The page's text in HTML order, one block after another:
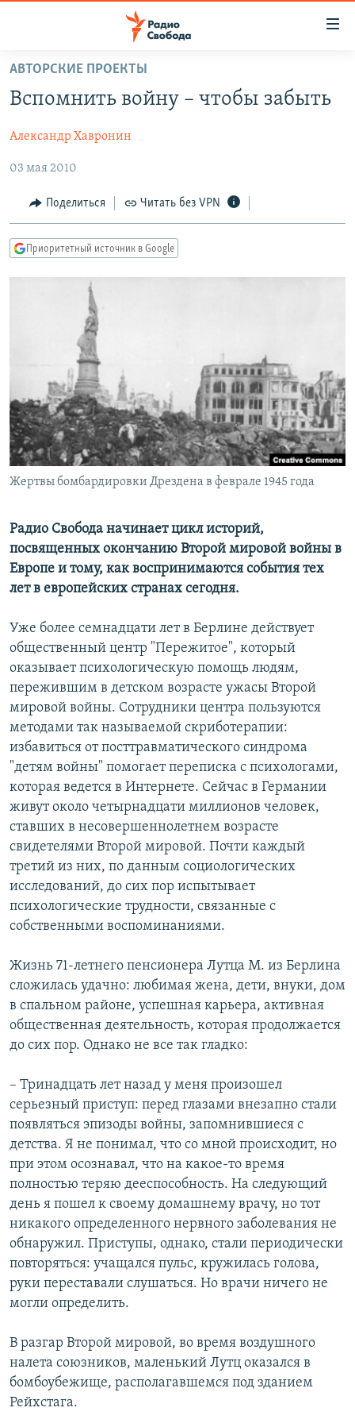
упрощенного
доступа
содержанию
Вернутся
главной
навигации
Вернутся
АВТОРСКИЕ ПРОЕКТЫ
ЦИТАТЫ СВОБОДЫ
МНЕНИЯ
КУЛЬТУРА
IDEL.РЕАЛИИ
КАВКАЗ.РЕАЛИИ
СЕВЕР.РЕАЛИИ
СИБИРЬ.РЕАЛИИ
РАСПИСАНИЕ ВЕЩАНИЯ
ПОДПИШИТЕСЬ НА РАССЫЛКУ
СОЦИАЛЬНЫЕ СЕТИ
Все сайты РСЕ/РС
АВТОРСКИЕ ПРОЕКТЫ
Вспомнить войну – чтобы забыть
Александр Хавронин
03 мая 2010
Поделиться Читать без VPN
Приоритетный источник в Google
Жертвы бомбардировки Дрездена в феврале 1945 года
Радио Свобода начинает цикл историй,
посвященных окончанию Второй мировой войны в
Европе и тому, как воспринимаются события тех
лет в европейских странах сегодня.
Уже более семнадцати лет в Берлине действует
общественный центр "Пережитое", который
оказывает психологическую помощь людям,
пережившим в детском возрасте ужасы Второй
мировой войны. Сотрудники центра пользуются
методами так называемой скриботерапии:
избавиться от посттравматического синдрома
"детям войны" помогает переписка с психологами,
которая ведется в Интернете. Сейчас в Германии
живут около четырнадцати миллионов человек,
ставших в несовершеннолетнем возрасте
свидетелями Второй мировой. Почти каждый
третий из них, по данным социологических
исследований, до сих пор испытывает
психологические трудности, связанные с
собственными воспоминаниями.
Жизнь 71-летнего пенсионера Лутца М. из Берлина
сложилась удачно: любимая жена, дети, внуки, дом
в спальном районе, успешная карьера, активная
общественная деятельность, которая продолжается
до сих пор. Однако не все так гладко:
– Тринадцать лет назад у меня произошел
серьезный приступ: перед глазами внезапно стали
появляться эпизоды войны, запомнившиеся с
детства. Я не понимал, что со мной происходит, но
при этом осознавал, что на какое-то время
полностью теряю дееспособность. На следующий
день я пошел к своему домашнему врачу, но тот
никакого определенного нервного заболевания не
обнаружил. Приступы, однако, стали периодически
повторяться: учащался пульс, кружилась голова,
руки переставали слушаться. Но врачи ничего не
могли определить.
В разгар Второй мировой, во время воздушного
налета союзников, маленький Лутц оказался в
бомбоубежище, располагавшемся под зданием
Рейхстага.